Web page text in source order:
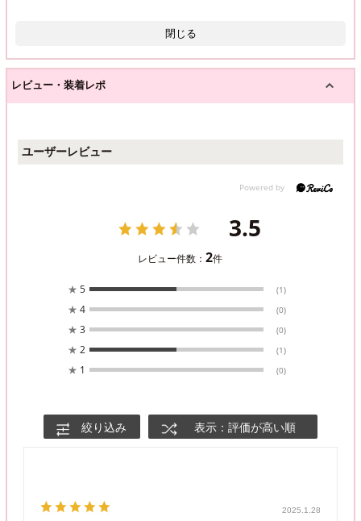
閉じる
レビュー・装着レポ
ユーザーレビュー
3.5
レビュー件数：2件
★ 5 (1)
★ 4 (0)
★ 3 (0)
★ 2 (1)
★ 1 (0)
絞り込み 表示：評価が高い順
2025.1.28